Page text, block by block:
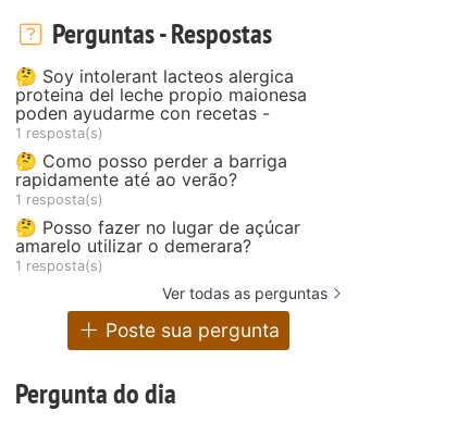
Perguntas - Respostas
🤔 Soy intolerant lacteos alergica
proteina del leche propio maionesa
poden ayudarme con recetas -
1 resposta(s)
🤔 Como posso perder a barriga
rapidamente até ao verão?
1 resposta(s)
🤔 Posso fazer no lugar de açúcar
amarelo utilizar o demerara?
1 resposta(s)
Ver todas as perguntas
Poste sua pergunta
Pergunta do dia